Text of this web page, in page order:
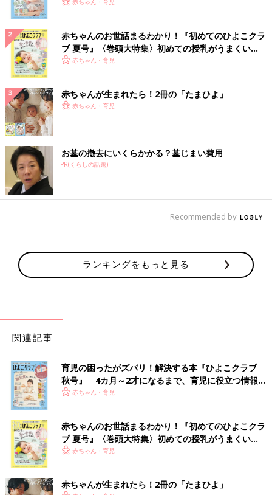
いっぱい！
赤ちゃんのお世話まるわかり！『初めてのひよこクラ
ブ 夏号』〈巻頭大特集〉初めての授乳がうまくい
く！ おっぱい・ミルクの基本と夏のトラブル 解決テ
赤ちゃん・育児
赤ちゃんが生まれたら！2冊の「たまひよ」
赤ちゃん・育児
お墓の撤去にいくらかかる？墓じまい費用
PR(くらしの話題)
Recommended by
ランキングをもっと見る
関連記事
育児の困ったがズバリ！解決する本『ひよこクラブ
秋号』 4カ月～2才になるまで、育児に役立つ情報が
いっぱい！
赤ちゃん・育児
赤ちゃんのお世話まるわかり！『初めてのひよこクラ
ブ 夏号』〈巻頭大特集〉初めての授乳がうまくい
く！ おっぱい・ミルクの基本と夏のトラブル 解決テ
赤ちゃん・育児
赤ちゃんが生まれたら！2冊の「たまひよ」